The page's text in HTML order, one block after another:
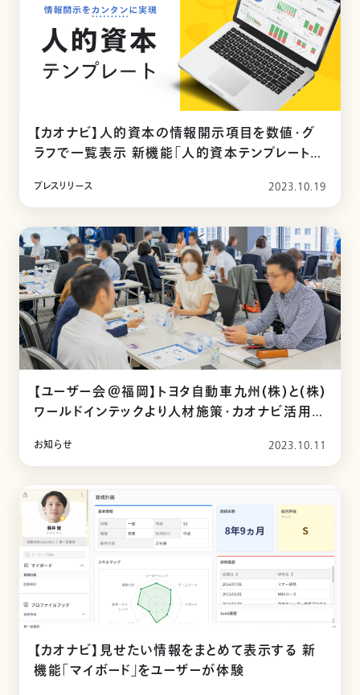
【カオナビ】人的資本の情報開示項目を数値・グ
ラフで一覧表示 新機能「人的資本テンプレート」
プレスリリース 2023.10.19
【ユーザー会＠福岡】トヨタ自動車九州(株)と(株)
ワールドインテックより人材施策・カオナビ活用を
お知らせ 2023.10.11
【カオナビ】見せたい情報をまとめて表示する 新
機能「マイボード」をユーザーが体験